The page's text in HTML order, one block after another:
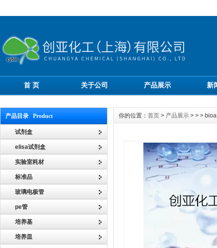
首 页 关于公司 产品展示 新
产品目录 Product
试剂盒
elisa试剂盒
实验室耗材
标准品
玻璃电极管
pe管
培养基
培养皿
你的位置： 首页 > 产品展示 > > >